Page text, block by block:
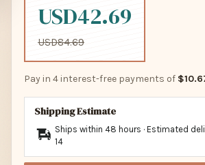
USD42.69
USD84.69
Pay in 4 interest-free payments of
Shipping Estimate
Ships within 48 hours · Estimated
14